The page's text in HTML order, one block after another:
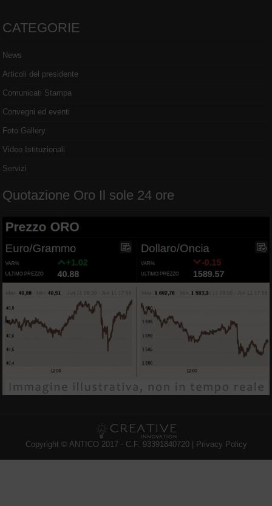
CATEGORIE
News
Articoli del presidente
Comunicati Stampa
Convegni ed eventi
Foto Gallery
Video Istituzionali
Servizi
Quotazione Oro Il sole 24 ore
Copyright © ANTICO 2017 - C.F. 93391840720 | Privacy Policy